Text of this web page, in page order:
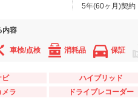
5年(60ヶ月)契約
内容
車検/点検 消耗品 保証
ビ ハイブリッド
ラ
ドライブレコーダー